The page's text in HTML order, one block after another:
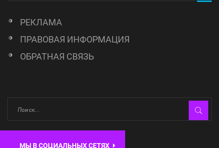
РЕКЛАМА
ПРАВОВАЯ ИНФОРМАЦИЯ
ОБРАТНАЯ СВЯЗЬ
МЫ В СОЦИАЛЬНЫХ СЕТЯХ